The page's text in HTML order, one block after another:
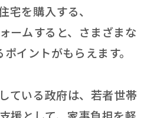
宅を購入する、
ームすると、さまざまな
イントがもらえます。
ている政府は、若者世帯